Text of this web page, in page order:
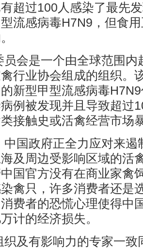
超过100人感染了最先
流感病毒H7N9，但食
员会是一个由全球范围内
行业协会组成的组织。
新型甲型流感病毒
例被发现并且导致超过
接触史或活禽经营市场
中国政府正全力应对来遏
及周边受影响区域的活
国官方没有在商业家禽
禽只，许多消费者还是
费者的恐慌心理使得中
计的经济损失。
织及有影响力的专家一致